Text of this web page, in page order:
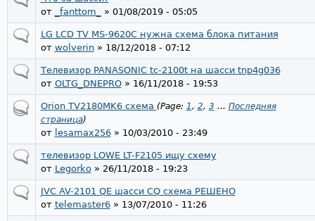
от
_fanttom_ » 01/08/2019 - 05:05
LG LCD TV MS-9620C нужна схема блока питания
от wolverin» 18/12/2018 - 07:12
Телевизор PANASONIC tc-2100t на шасси tnp4g036
от OLTG_DNEPRO» 16/11/2018 - 19:53
Orion TV2180MK6 схема (Page: 1, 2, 3 … Последняя
страница)
от lesamax256» 10/03/2010 - 23:49
телевизор LOWE LT-F2105 ищу схему
от Legorko» 26/11/2018 - 19:23
JVC AV-2101 QE шасси CQ схема РЕШЕНО
от telemaster6» 13/07/2010 - 11:26